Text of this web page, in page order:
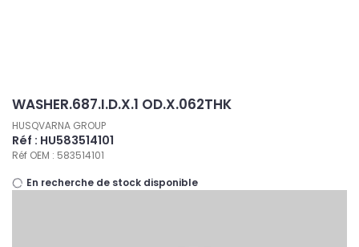
WASHER.687.I.D.X.1 OD.X.062THK
HUSQVARNA GROUP
Réf : HU583514101
Réf OEM : 583514101
En recherche de stock disponible